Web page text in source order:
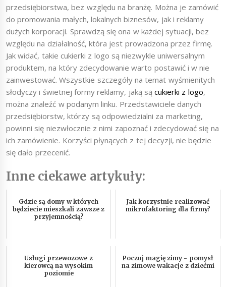
przedsiębiorstwa, bez względu na branżę. Można je zamówić
do promowania małych, lokalnych biznesów, jak i reklamy
dużych korporacji. Sprawdzą się ona w każdej sytuacji, bez
względu na działalność, która jest prowadzona przez firmę.
Jak widać, takie cukierki z logo są niezwykle uniwersalnym
produktem, na który zdecydowanie warto postawić i w nie
zainwestować. Wszystkie szczegóły na temat wyśmienitych
słodyczy i świetnej formy reklamy, jaką sącukierki z logo,
można znaleźć w podanym linku. Przedstawiciele danych
przedsiębiorstw, którzy są odpowiedzialni za marketing,
powinni się niezwłocznie z nimi zapoznać i zdecydować się na
ich zamówienie. Korzyści płynących z tej decyzji, nie będzie
się dało przecenić.
Inne ciekawe artykuły:
Gdzie są domy w których
będziecie mieszkali zawsze z
przyjemnością?
Jak korzystnie realizować
mikrofaktoring dla firmy?
Usługi przewozowe z
kierowcą na wysokim
poziomie
Poczuj magię zimy - pomysł
na zimowe wakacje z dziećmi